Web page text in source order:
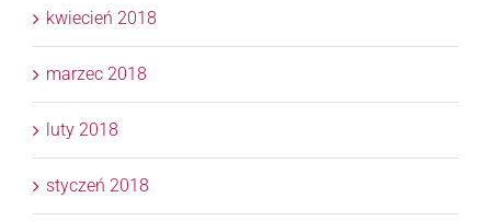
kwiecień 2018
marzec 2018
luty 2018
styczeń 2018